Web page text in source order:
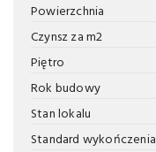
Powierzchnia
Czynsz za m2
Piętro
Rok budowy
Stan lokalu
Standard wykończenia